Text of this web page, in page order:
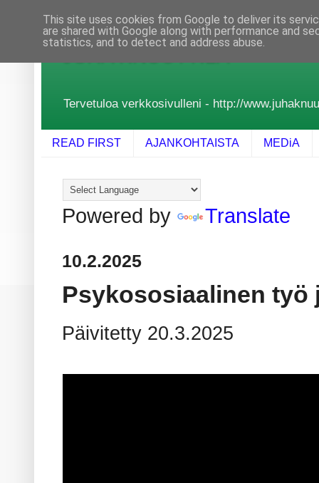
JUHA KNUUTTILA
Tervetuloa verkkosivulleni - http://
READ FIRST AJANKOHTAISTA MEDiA
Powered by Translate
10.2.2025
Psykososiaalinen työ
Päivitetty 20.3.2025
This site uses cookies from Google to deliver its
are shared with Google along with performance and
statistics, and to detect and address abuse.